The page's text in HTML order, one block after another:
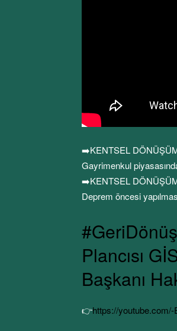
➡️KENTSEL
Gayrimenkul
➡️KENTSEL
Deprem öncesi
Plancısı
Başkanı
👉https://